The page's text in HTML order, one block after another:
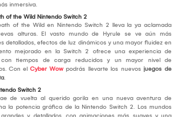
inmersiva.
of the Wild Nintendo Switch 2
of the Wild en Nintendo Switch 2 lleva la ya aclamada
alturas. El vasto mundo de Hyrule se ve aún más
detallados, efectos de luz dinámicos y una mayor fluidez en
mejorado en la Switch 2 ofrece una experiencia de
con tiempos de carga reducidos y un mayor nivel de
Con el Cyber Wow podrás llevarte los nuevos juegos de
.
Switch 2
de vuelta al querido gorila en una nueva aventura de
la potencia gráfica de la Nintendo Switch 2. Los mundos